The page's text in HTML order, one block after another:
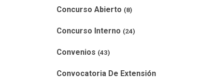
Concurso Abierto (8)
Concurso Interno (24)
Convenios (43)
Convocatoria De Extensión